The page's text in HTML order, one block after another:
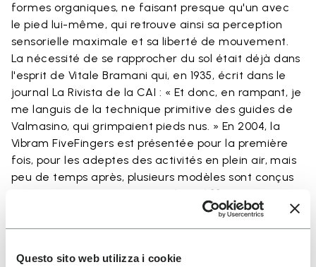
Questo sito web utilizza i cookie
formes organiques, ne faisant presque qu'un avec
le pied lui-même, qui retrouve ainsi sa perception
sensorielle maximale et sa liberté de mouvement.
La nécessité de se rapprocher du sol était déjà dans
l'esprit de Vitale Bramani qui, en 1935, écrit dans le
journal La Rivista de la CAI : « Et donc, en rampant, je
me languis de la technique primitive des guides de
Valmasino, qui grimpaient pieds nus. » En 2004, la
Vibram FiveFingers est présentée pour la première
fois, pour les adeptes des activités en plein air, mais
peu de temps après, plusieurs modèles sont conçus
pour garantir une protection dans différents